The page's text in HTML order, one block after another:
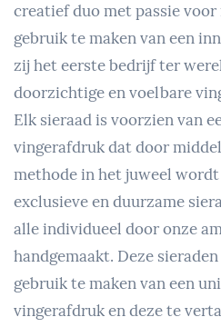
creatief duo met passie
gebruik te maken van een
zij het eerste bedrijf ter
doorzichtige en voelbare
Elk sieraad is voorzien van
vingerafdruk dat door
methode in het juweel
exclusieve en duurzame
alle individueel door onze
handgemaakt. Deze
gebruik te maken van een
vingerafdruk en deze te